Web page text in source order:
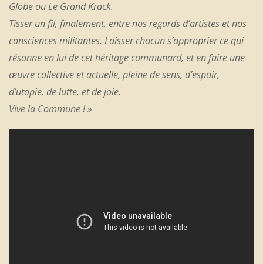
GlobeouLe Grand Krack.
Tisser un fil, finalement, entre nos regards d’artistes et nos
consciences militantes. Laisser chacun s’approprier ce qui
résonne en lui de cet héritage communard, et en faire une
œuvre collective et actuelle, pleine de sens, d’espoir,
d’utopie, de lutte, et de joie.
Vive la Commune ! »